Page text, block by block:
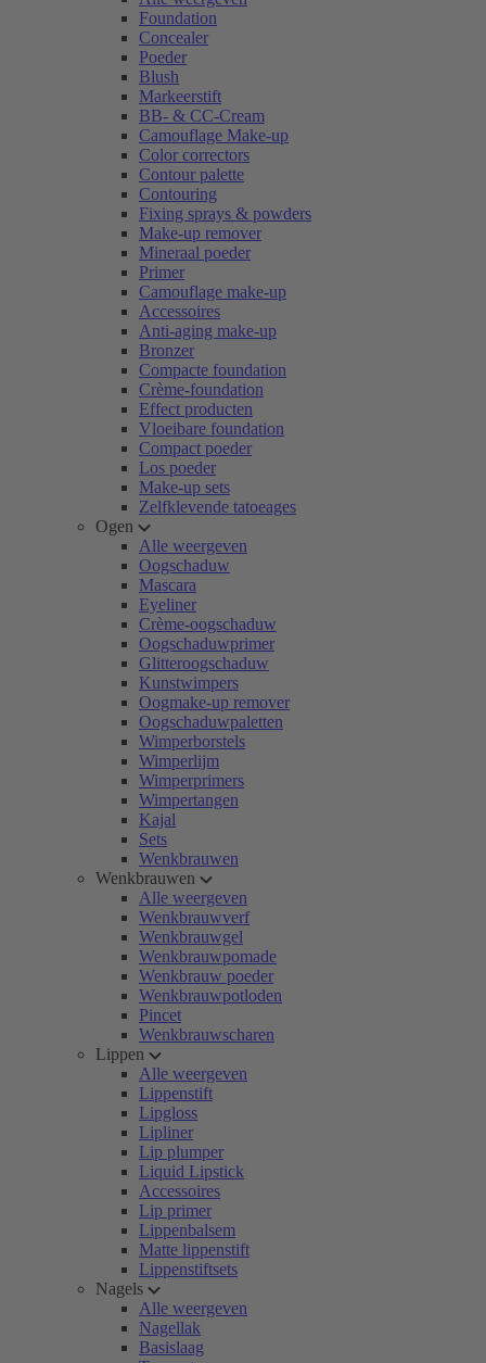
Foundation
Concealer
Poeder
Blush
Markeerstift
BB- & CC-Cream
Camouflage Make-up
Color correctors
Contour palette
Contouring
Fixing sprays & powders
Make-up remover
Mineraal poeder
Primer
Camouflage make-up
Accessoires
Anti-aging make-up
Bronzer
Compacte foundation
Crème-foundation
Effect producten
Vloeibare foundation
Compact poeder
Los poeder
Make-up sets
Zelfklevende tatoeages
Ogen
Alle weergeven
Oogschaduw
Mascara
Eyeliner
Crème-oogschaduw
Oogschaduwprimer
Glitteroogschaduw
Kunstwimpers
Oogmake-up remover
Oogschaduwpaletten
Wimperborstels
Wimperlijm
Wimperprimers
Wimpertangen
Kajal
Sets
Wenkbrauwen
Wenkbrauwen
Alle weergeven
Wenkbrauwverf
Wenkbrauwgel
Wenkbrauwpomade
Wenkbrauw poeder
Wenkbrauwpotloden
Pincet
Wenkbrauwscharen
Lippen
Alle weergeven
Lippenstift
Lipgloss
Lipliner
Lip plumper
Liquid Lipstick
Accessoires
Lip primer
Lippenbalsem
Matte lippenstift
Lippenstiftsets
Nagels
Alle weergeven
Nagellak
Basislaag